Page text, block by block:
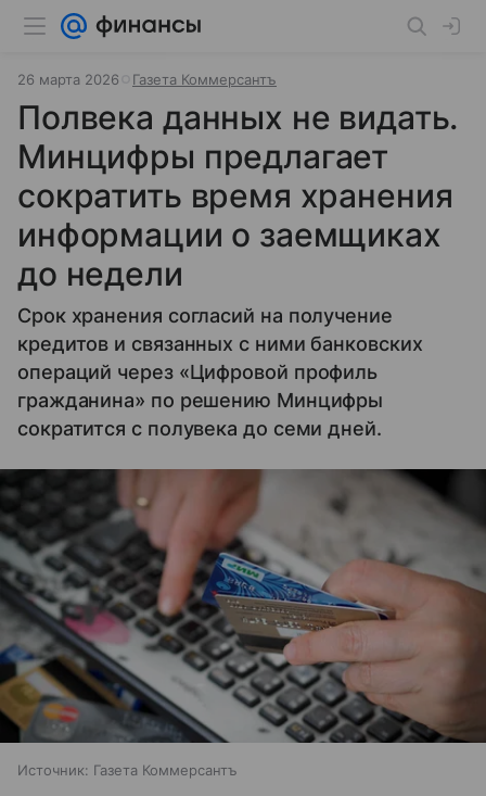
26 марта 2026 Газета Коммерсантъ
Полвека данных не видать.
Минцифры предлагает
сократить время хранения
информации о заемщиках
до недели
Срок хранения согласий на получение
кредитов и связанных с ними банковских
операций через «Цифровой профиль
гражданина» по решению Минцифры
сократится с полувека до семи дней.
Источник: Газета Коммерсантъ